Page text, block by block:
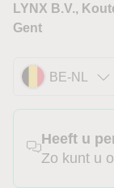
LYNX B.V.,
Gent
BE-NL
Heeft u
Zo kunt u